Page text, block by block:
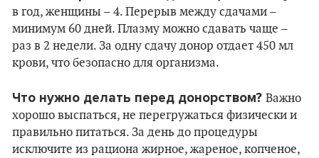
в год, женщины – 4. Перерыв между сдачами –
минимум 60 дней. Плазму можно сдавать чаще –
раз в 2 недели. За одну сдачу донор отдает 450 мл
крови, что безопасно для организма.
Что нужно делать перед донорством? Важно
хорошо выспаться, не перегружаться физически и
правильно питаться. За день до процедуры
исключите из рациона жирное, жареное, копченое,